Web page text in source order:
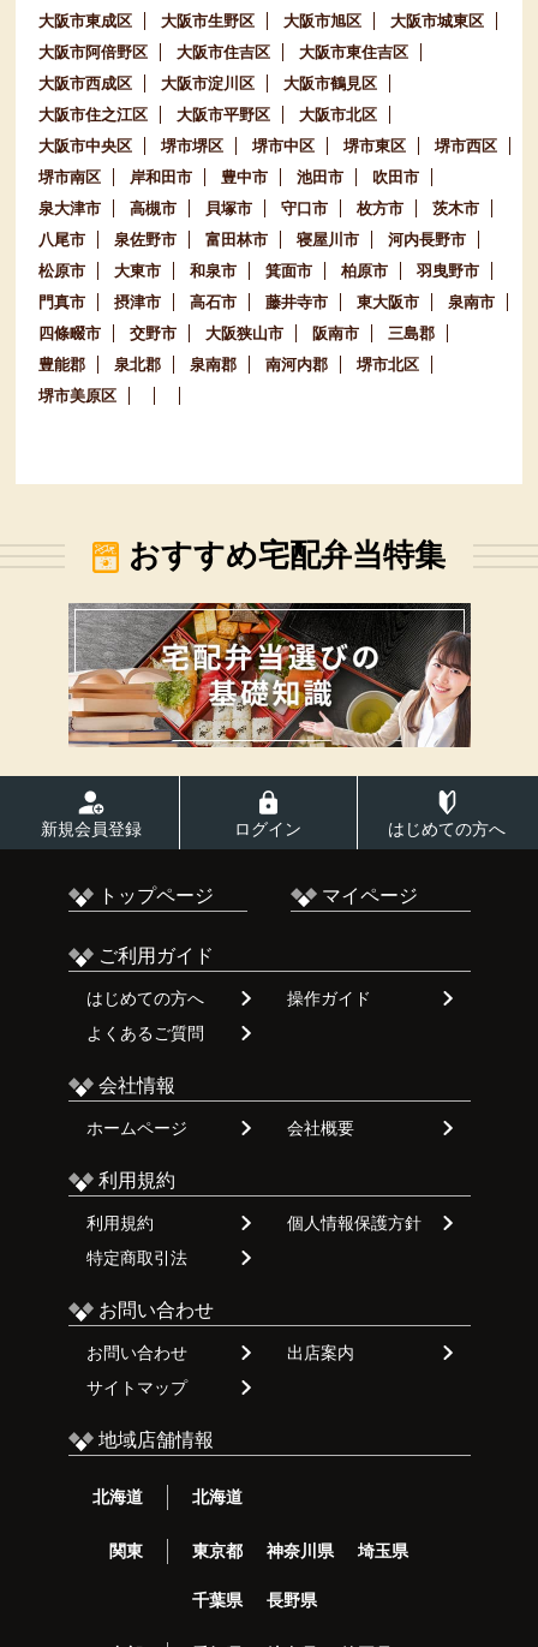
大阪市東成区
大阪市生野区 大阪市旭区
大阪市城東区
大阪市阿倍野区
大阪市住吉区
大阪市東住吉区
大阪市西成区
大阪市淀川区
大阪市鶴見区
大阪市住之江区
大阪市平野区
大阪市北区
大阪市中央区
堺市堺区 堺市中区 堺市東区
堺市西区
堺市南区
岸和田市 豊中市 池田市
吹田市
泉大津市
高槻市 貝塚市 守口市 枚方市
茨木市
八尾市
泉佐野市 富田林市 寝屋川市
河内長野市
松原市
大東市 和泉市 箕面市 柏原市
羽曳野市
門真市
摂津市 高石市 藤井寺市 東大阪市
泉南市
四條畷市
交野市 大阪狭山市 阪南市
三島郡
豊能郡
泉北郡 泉南郡 南河内郡
堺市北区
堺市美原区
おすすめ宅配弁当特集
新規会員登録 ログイン はじめての方へ
トップページ マイページ
ご利用ガイド
はじめての方へ
操作ガイド
よくあるご質問
会社情報
ホームページ 会社概要
利用規約
利用規約
個人情報保護方針
特定商取引法
お問い合わせ
お問い合わせ
出店案内
サイトマップ
地域店舗情報
北海道 北海道
関東 東京都 神奈川県 埼玉県
千葉県 長野県